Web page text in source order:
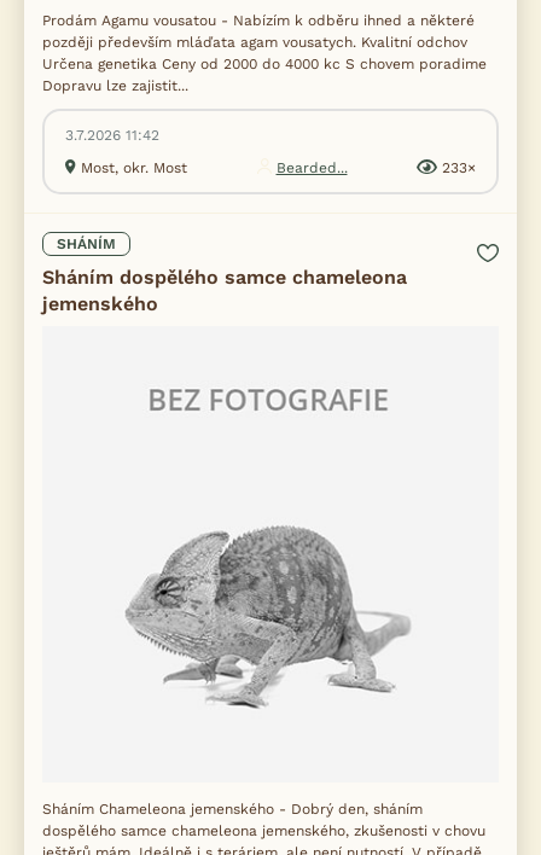
Prodám Agamu vousatou - Nabízím k odběru ihned a některé
později především mláďata agam vousatych. Kvalitní odchov
Určena genetika Ceny od 2000 do 4000 kc S chovem poradime
Dopravu lze zajistit...
3.7.2026 11:42
Most, okr. Most
Bearded... 233×
SHÁNÍM
Sháním dospělého samce chameleona
jemenského
Sháním Chameleona jemenského - Dobrý den, sháním
dospělého samce chameleona jemenského, zkušenosti v chovu